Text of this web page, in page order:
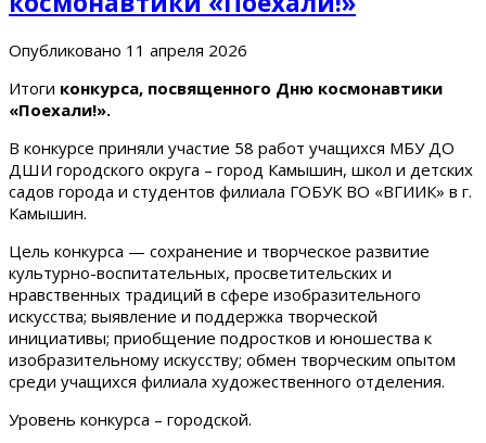
Опубликовано 11 апреля 2026
Итоги конкурса, посвященного Дню космонавтики
«Поехали!».
В конкурсе приняли участие 58 работ учащихся МБУ ДО
ДШИ городского округа – город Камышин, школ и детских
садов города и студентов филиала ГОБУК ВО «ВГИИК» в г.
Камышин.
Цель конкурса — сохранение и творческое развитие
культурно-воспитательных, просветительских и
нравственных традиций в сфере изобразительного
искусства; выявление и поддержка творческой
инициативы; приобщение подростков и юношества к
изобразительному искусству; обмен творческим опытом
среди учащихся филиала художественного отделения.
Уровень конкурса – городской.